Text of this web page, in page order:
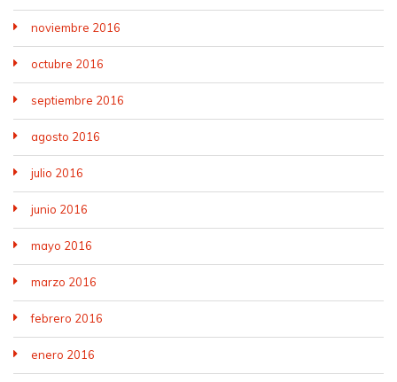
noviembre 2016
octubre 2016
septiembre 2016
agosto 2016
julio 2016
junio 2016
mayo 2016
marzo 2016
febrero 2016
enero 2016